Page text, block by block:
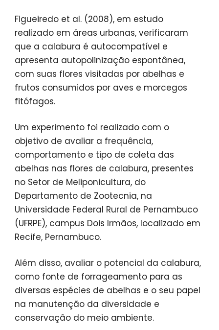
Figueiredo et al. (2008), em estudo
realizado em áreas urbanas, verificaram
que a calabura é autocompatível e
apresenta autopolinização espontânea,
com suas flores visitadas por abelhas e
frutos consumidos por aves e morcegos
fitófagos.
Um experimento foi realizado com o
objetivo de avaliar a frequência,
comportamento e tipo de coleta das
abelhas nas flores de calabura, presentes
no Setor de Meliponicultura, do
Departamento de Zootecnia, na
Universidade Federal Rural de Pernambuco
(UFRPE), campus Dois Irmãos, localizado em
Recife, Pernambuco.
Além disso, avaliar o potencial da calabura,
como fonte de forrageamento para as
diversas espécies de abelhas e o seu papel
na manutenção da diversidade e
conservação do meio ambiente.